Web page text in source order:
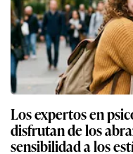
Los expertos en
disfrutan de los
sensibilidad a los